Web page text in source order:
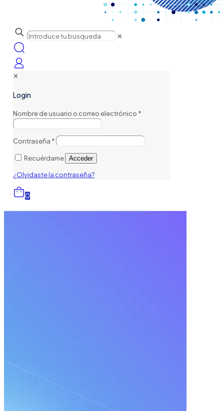
✕
✕
Login
Nombre de usuario o correo electrónico *
Contraseña *
Recuérdame Acceder
¿Olvidaste la contraseña?
0